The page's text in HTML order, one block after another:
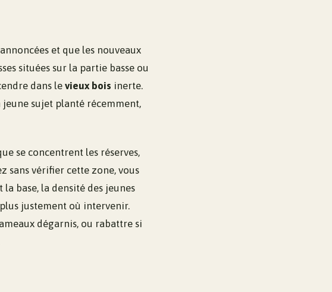
et que les nouveaux
situées sur la partie basse ou
dans le vieux bois inerte.
sujet planté récemment,
se concentrent les réserves,
sans vérifier cette zone, vous
base, la densité des jeunes
justement où intervenir.
dégarnis, ou rabattre si